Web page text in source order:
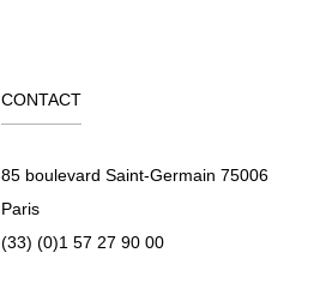
CONTACT
85 boulevard Saint-Germain 75006
Paris
(33) (0)1 57 27 90 00